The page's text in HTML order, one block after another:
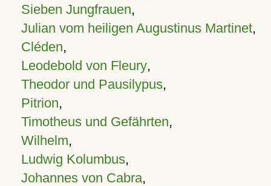
Sieben Jungfrauen,
Julian vom heiligen Augustinus Martinet,
Cléden,
Leodebold von Fleury,
Theodor und Pausilypus,
Pitrion,
Timotheus und Gefährten,
Wilhelm,
Ludwig Kolumbus,
Johannes von Cabra,